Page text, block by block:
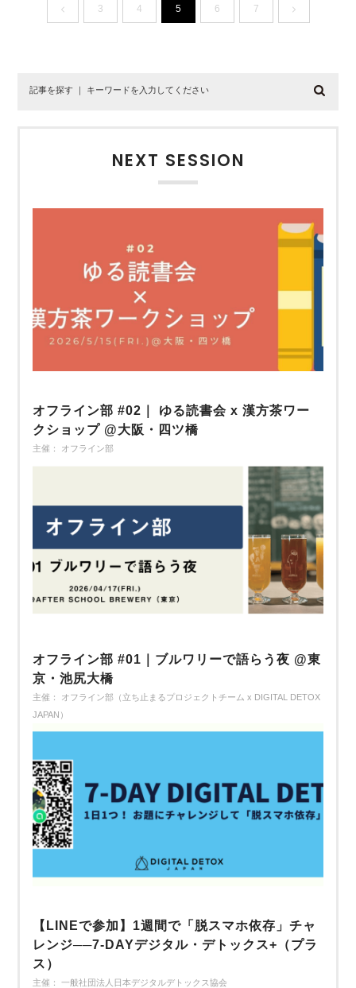
3 4 5 6 7
NEXT SESSION
オフライン部 #02｜ ゆる読書会 x 漢方茶ワー
クショップ @大阪・四ツ橋
主催： オフライン部
オフライン部 #01｜ブルワリーで語らう夜 @東
京・池尻大橋
主催： オフライン部（立ち止まるプロジェクトチーム x DIGITAL DETOX
JAPAN）
【LINEで参加】1週間で「脱スマホ依存」チャ
レンジ──7-DAYデジタル・デトックス+（プラ
ス）
主催： 一般社団法人日本デジタルデトックス協会